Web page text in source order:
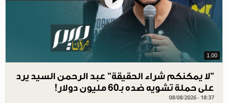
1.00
"لا يمكنكم شراء الحقيقة" عبد الرحمن السيد يرد
على حملة تشويه ضده بـ60 مليون دولار!
08/08/2026 - 18:37